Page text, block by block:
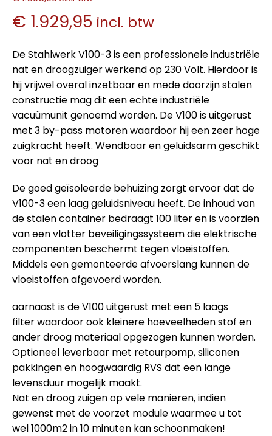
€ 1.929,95 incl. btw
De Stahlwerk V100-3 is een professionele industriële
nat en droogzuiger werkend op 230 Volt. Hierdoor is
hij vrijwel overal inzetbaar en mede doorzijn stalen
constructie mag dit een echte industriële
vacuümunit genoemd worden. De V100 is uitgerust
met 3 by-pass motoren waardoor hij een zeer hoge
zuigkracht heeft. Wendbaar en geluidsarm geschikt
voor nat en droog
De goed geïsoleerde behuizing zorgt ervoor dat de
V100-3 een laag geluidsniveau heeft. De inhoud van
de stalen container bedraagt 100 liter en is voorzien
van een vlotter beveiligingssysteem die elektrische
componenten beschermt tegen vloeistoffen.
Middels een gemonteerde afvoerslang kunnen de
vloeistoffen afgevoerd worden.
aarnaast is de V100 uitgerust met een 5 laags
filter waardoor ook kleinere hoeveelheden stof en
ander droog materiaal opgezogen kunnen worden.
Optioneel leverbaar met retourpomp, siliconen
pakkingen en hoogwaardig RVS dat een lange
levensduur mogelijk maakt.
Nat en droog zuigen op vele manieren, indien
gewenst met de voorzet module waarmee u tot
wel 1000m2 in 10 minuten kan schoonmaken!